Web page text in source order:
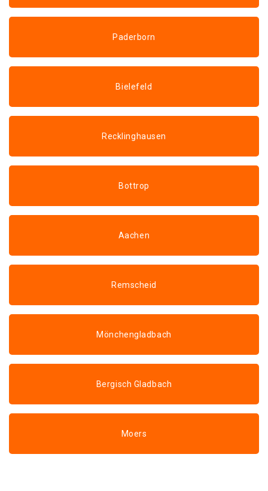
Paderborn
Bielefeld
Recklinghausen
Bottrop
Aachen
Remscheid
Mönchengladbach
Bergisch Gladbach
Moers